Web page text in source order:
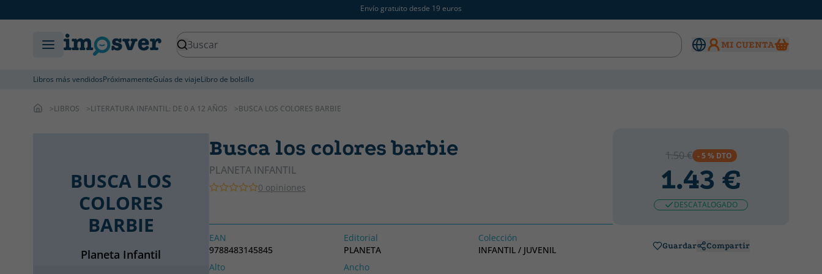
Envío gratuito desde 19 euros
MI CUENTA
Libros más vendidosPróximamenteGuías de viajeLibro de bolsillo
LIBROS LITERATURA INFANTIL: DE 0 A 12 AÑOS BUSCA LOS COLORES BARBIE
BUSCA LOS
COLORES
BARBIE
Planeta Infantil
Busca los colores barbie
PLANETA INFANTIL
0 opiniones
EAN
9788483145845
Editorial
PLANETA
Colección
INFANTIL / JUVENIL
Alto
Ancho
1.50 € - 5 % DTO
1.43 €
DESCATALOGADO
Guardar Compartir